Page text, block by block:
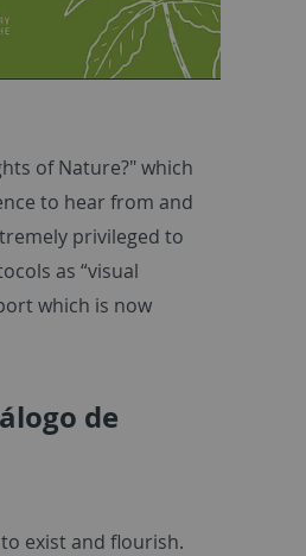
of Nature?" which
to hear from and
privileged to
as “visual
which is now
de
exist and flourish.